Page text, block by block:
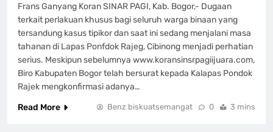
Frans Ganyang Koran SINAR PAGI, Kab. Bogor,- Dugaan
terkait perlakuan khusus bagi seluruh warga binaan yang
tersandung kasus tipikor dan saat ini sedang menjalani masa
tahanan di Lapas Ponfdok Rajeg, Cibinong menjadi perhatian
serius. Meskipun sebelumnya www.koransinsrpagiijuara.com,
Biro Kabupaten Bogor telah bersurat kepada Kalapas Pondok
Rajek mengkonfirmasi adanya…
Read More
Benz biskuatsemangat 0 3 mins